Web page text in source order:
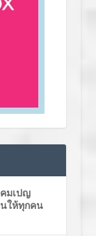
มเปญ
ให้ทุกคน